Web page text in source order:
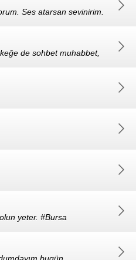
Ses atarsan sevinirim.
de sohbet muhabbet,
yeter. #Bursa